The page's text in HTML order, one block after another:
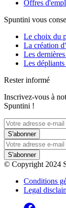
Offres
Spuntini vous
Le choix du
La création
Les
Les
Rester informé
Inscrivez-vous à
Spuntini !
S'abonner
S'abonner
© Copyright 2024
Conditions
Legal